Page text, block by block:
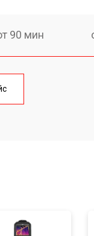
90 мин
160 мин